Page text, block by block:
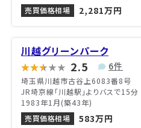
売買価格相場
2,281万円
川越グリーンパーク
2.5 6件
埼玉県川越市古谷上6083番8号
JR埼京線「川越駅」よりバスで15分
1983年1月(築43年)
売買価格相場
583万円